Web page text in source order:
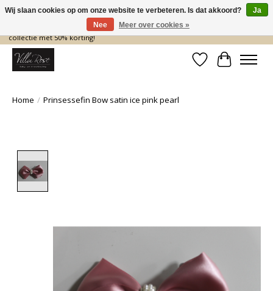
De nieuwe collectie komt eraan… en wij maken ruimte! Shop nu de zomer
collectie met 50% korting!
Verlanglijst
Home / Prinsessefin Bow satin ice pink pearl
Wij slaan cookies op om onze website te verbeteren. Is dat akkoord?
Ja
Nee
Meer over cookies »